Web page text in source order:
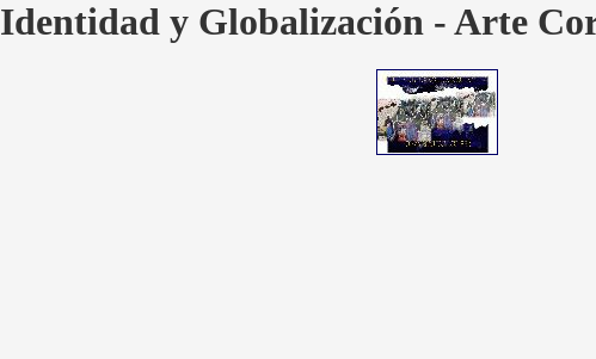
Identidad y Globalización - Arte